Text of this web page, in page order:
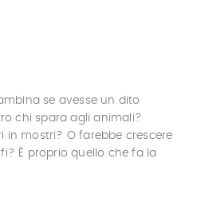
se avesse un dito
chi spara agli animali?
in mostri? O farebbe crescere
È proprio quello che fa la